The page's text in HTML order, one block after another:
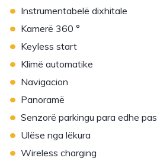
• Instrumentabelë dixhitale
• Kamerë 360 °
• Keyless start
• Klimë automatike
• Navigacion
• Panoramë
• Senzorë parkingu para edhe pas
• Ulëse nga lëkura
• Wireless charging